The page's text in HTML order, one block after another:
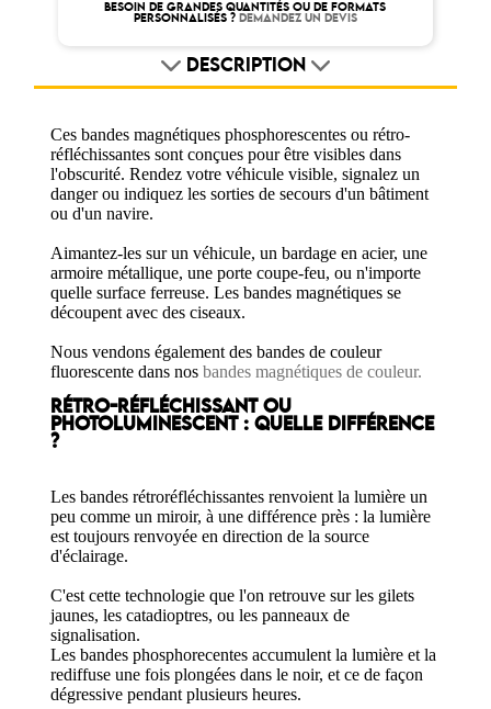
BESOIN DE GRANDES QUANTITÉS OU DE FORMATS
PERSONNALISÉS ? DEMANDEZ UN DEVIS
DESCRIPTION
Ces bandes magnétiques phosphorescentes ou rétro-
réfléchissantes sont conçues pour être visibles dans
l'obscurité. Rendez votre véhicule visible, signalez un
danger ou indiquez les sorties de secours d'un bâtiment
ou d'un navire.
Aimantez-les sur un véhicule, un bardage en acier, une
armoire métallique, une porte coupe-feu, ou n'importe
quelle surface ferreuse. Les bandes magnétiques se
découpent avec des ciseaux.
Nous vendons également des bandes de couleur
fluorescente dans nosbandes magnétiques de couleur.
RÉTRO-RÉFLÉCHISSANT OU
PHOTOLUMINESCENT : QUELLE DIFFÉRENCE
?
Les bandes rétroréfléchissantes renvoient la lumière un
peu comme un miroir, à une différence près : la lumière
est toujours renvoyée en direction de la source
d'éclairage.
C'est cette technologie que l'on retrouve sur les gilets
jaunes, les catadioptres, ou les panneaux de
signalisation.
Les bandes phosphorecentes accumulent la lumière et la
rediffuse une fois plongées dans le noir, et ce de façon
dégressive pendant plusieurs heures.